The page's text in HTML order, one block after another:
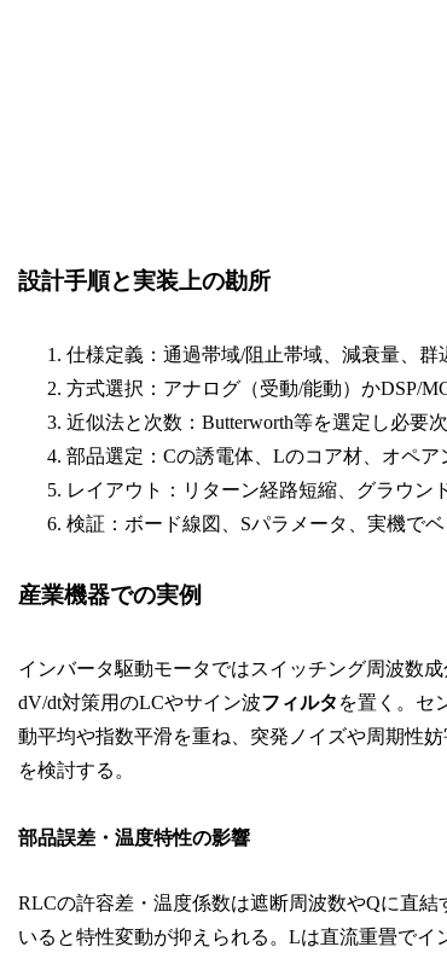
設計手順と実装上の勘所
仕様定義：通過帯域/阻止帯域、減衰量、群
方式選択：アナログ（受動/能動）かDSP/
近似法と次数：Butterworth等を選定し必要
部品選定：Cの誘電体、Lのコア材、オペア
レイアウト：リターン経路短縮、グラウン
検証：ボード線図、Sパラメータ、実機で
産業機器での実例
インバータ駆動モータではスイッチング周波数
dV/dt対策用のLCやサイン波フィルタ を置く。セ
動平均や指数平滑を重ね、突発ノイズや周期性
を検討する。
部品誤差・温度特性の影響
RLCの許容差・温度係数は遮断周波数やQに直
いると特性変動が抑えられる。Lは直流重畳でイ